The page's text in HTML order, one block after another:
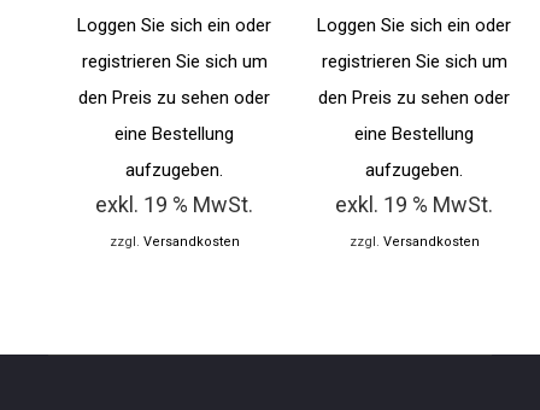
Loggen Sie sich ein oder
registrieren Sie sich um
den Preis zu sehen oder
eine Bestellung
aufzugeben.
exkl. 19 % MwSt.
zzgl. Versandkosten
Loggen Sie sich ein oder
registrieren Sie sich um
den Preis zu sehen oder
eine Bestellung
aufzugeben.
exkl. 19 % MwSt.
zzgl. Versandkosten